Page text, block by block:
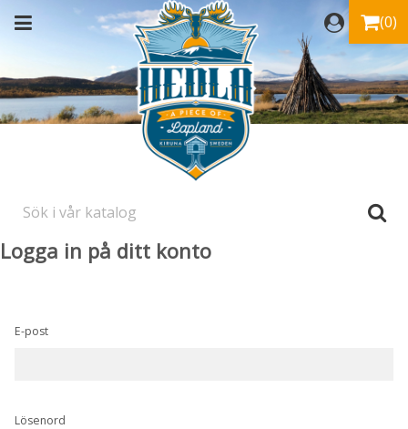
(0)
Logga in på ditt konto
E-post
Lösenord